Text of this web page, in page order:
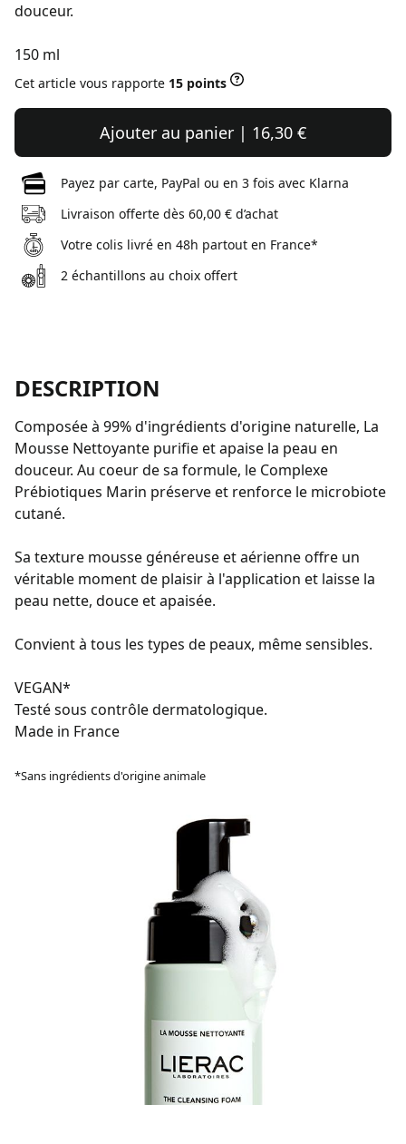
douceur.
150 ml
Cet article vous rapporte 15 points
Ajouter au panier | 16,30 €
Payez par carte, PayPal ou en 3 fois avec Klarna
Livraison offerte dès 60,00 € d’achat
Votre colis livré en 48h partout en France*
2 échantillons au choix offert
DESCRIPTION
Composée à 99% d'ingrédients d'origine naturelle, La
Mousse Nettoyante purifie et apaise la peau en
douceur. Au coeur de sa formule, le Complexe
Prébiotiques Marin préserve et renforce le microbiote
cutané.
Sa texture mousse généreuse et aérienne offre un
véritable moment de plaisir à l'application et laisse la
peau nette, douce et apaisée.
Convient à tous les types de peaux, même sensibles.
VEGAN*
Testé sous contrôle dermatologique.
Made in France
*Sans ingrédients d'origine animale